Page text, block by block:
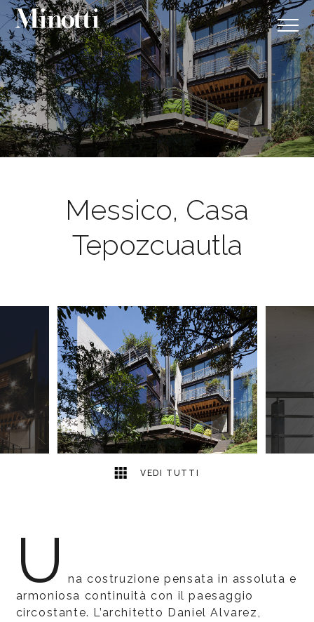
Messico, Casa
Tepozcuautla
VEDI TUTTI
8
U
na costruzione pensata in assoluta e
armoniosa continuità con il paesaggio
circostante. L’architetto Daniel Alvarez,